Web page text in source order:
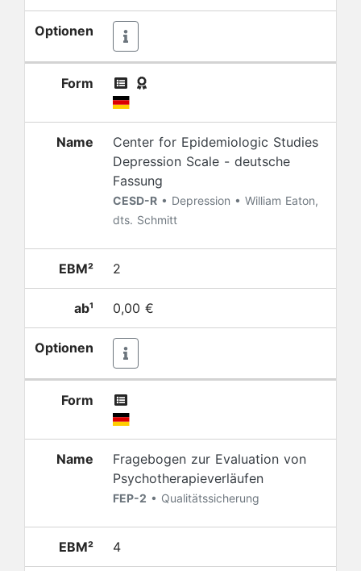
Optionen
Form
Name
Center for Epidemiologic Studies
Depression Scale - deutsche
Fassung
CESD-R • Depression • William Eaton,
dts. Schmitt
EBM² 2
ab¹ 0,00 €
Optionen
Form
Name
Fragebogen zur Evaluation von
Psychotherapieverläufen
FEP-2 • Qualitätssicherung
EBM² 4